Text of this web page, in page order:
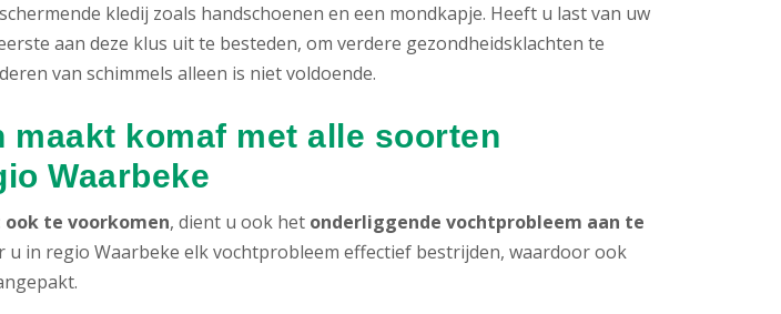
kledij zoals handschoenen en een mondkapje. Heeft u last van uw
aan deze klus uit te besteden, om verdere gezondheidsklachten te
van schimmels alleen is niet voldoende.
maakt komaf met alle soorten
Waarbeke
te voorkomen, dient u ook het onderliggende vochtprobleem aan te
u in regio Waarbeke elk vochtprobleem effectief bestrijden, waardoor ook